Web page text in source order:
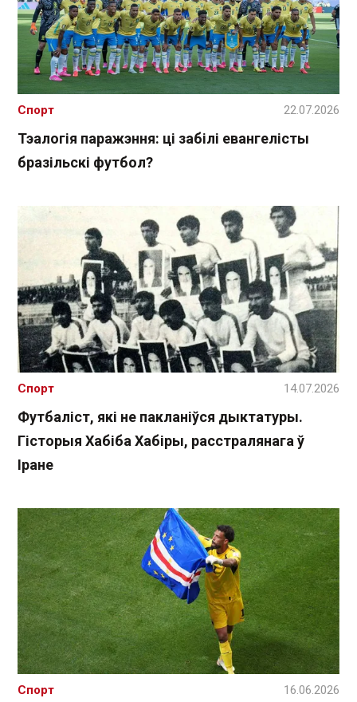
Тэалогія паражэння: ці забілі евангелісты
бразільскі футбол?
Спорт 22.07.2026
Футбаліст, які не пакланіўся дыктатуры.
Гісторыя Хабіба Хабіры, расстралянага ў
Іране
Спорт 14.07.2026
Спорт 16.06.2026